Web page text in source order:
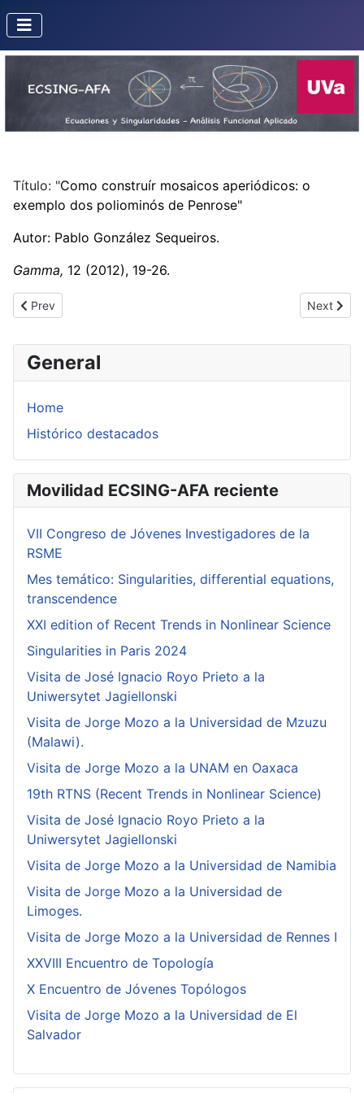
General
Home
Histórico destacados
Movilidad ECSING-AFA reciente
VII Congreso de Jóvenes Investigadores de la
RSME
Mes temático: Singularities, differential equations,
transcendence
XXI edition of Recent Trends in Nonlinear Science
Singularities in Paris 2024
Visita de José Ignacio Royo Prieto a la
Uniwersytet Jagiellonski
Visita de Jorge Mozo a la Universidad de Mzuzu
(Malawi).
Visita de Jorge Mozo a la UNAM en Oaxaca
19th RTNS (Recent Trends in Nonlinear Science)
Visita de José Ignacio Royo Prieto a la
Uniwersytet Jagiellonski
Visita de Jorge Mozo a la Universidad de Namibia
Visita de Jorge Mozo a la Universidad de
Limoges.
Visita de Jorge Mozo a la Universidad de Rennes I
XXVIII Encuentro de Topología
X Encuentro de Jóvenes Topólogos
Visita de Jorge Mozo a la Universidad de El
Salvador
Título: "Como construír mosaicos aperiódicos: o
exemplo dos poliominós de Penrose"
Autor: Pablo González Sequeiros.
Gamma, 12 (2012), 19-26.
Previous article: Cómo construir moaicos aperiódicos
Prev Next
Next